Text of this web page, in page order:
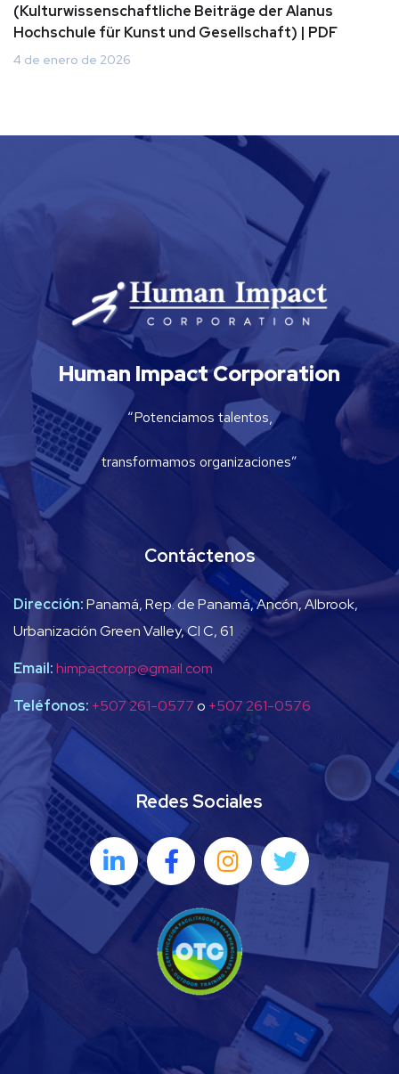
(Kulturwissenschaftliche Beiträge der Alanus
Hochschule für Kunst und Gesellschaft) | PDF
4 de enero de 2026
Human Impact Corporation
“Potenciamos talentos,
transformamos organizaciones”
Contáctenos
Dirección:Panamá, Rep. de Panamá, Ancón, Albrook,
Urbanización Green Valley, Cl C, 61
Email:himpactcorp@gmail.com
Teléfonos: +507 261-0577o +507 261-0576
Redes Sociales